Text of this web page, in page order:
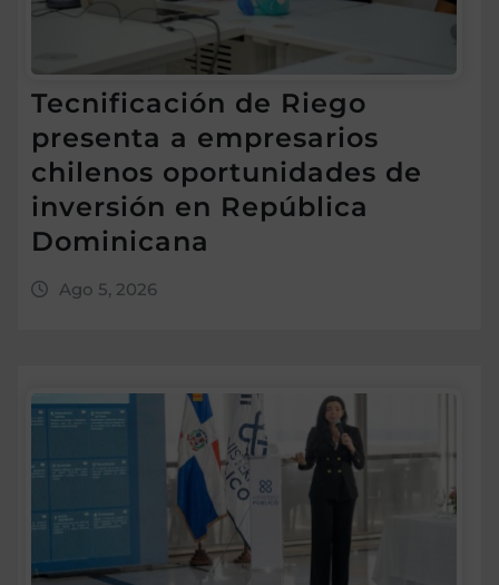
Tecnificación de Riego
presenta a empresarios
chilenos oportunidades de
inversión en República
Dominicana
Ago 5, 2026